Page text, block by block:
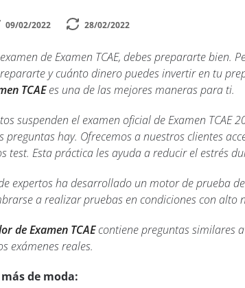
09/02/2022 28/02/2022
de Examen TCAE, debes prepararte
y cuánto dinero puedes invertir en tu
TCAEes una de las mejores maneras para ti.
suspenden el examen oficial de Examen
preguntas hay. Ofrecemos a nuestros clientes
test. Esta práctica les ayuda a reducir el estrés
expertos ha desarrollado un motor de prueba
a realizar pruebas en condiciones con alto
de Examen TCAEcontiene preguntas similares a
exámenes reales.
de moda: